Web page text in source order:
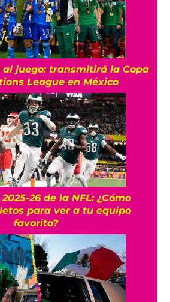
juego: transmitirá la Copa
League en México
26 de la NFL: ¿Cómo
para ver a tu equipo
favorito?